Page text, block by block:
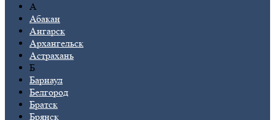
А
Абакан
Ангарск
Архангельск
Астрахань
Б
Барнаул
Белгород
Братск
Брянск